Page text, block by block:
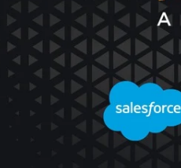
réseaux sociaux
inwi fait
accès à
Promotion
Internet
Nouveau!
de ses
pour toute
Orange offre,